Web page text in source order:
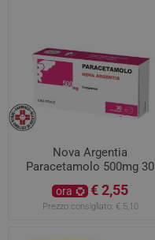
Nova Argentia
Paracetamolo 500mg 30
ora € 2,55
Prezzo consigliato: € 5,10